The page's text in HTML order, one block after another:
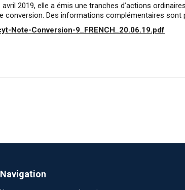
2019, elle a émis une tranches d’actions
conversion. Des informations complémentaires
Note-Conversion-9_FRENCH_20.06.19.pdf
Navigation